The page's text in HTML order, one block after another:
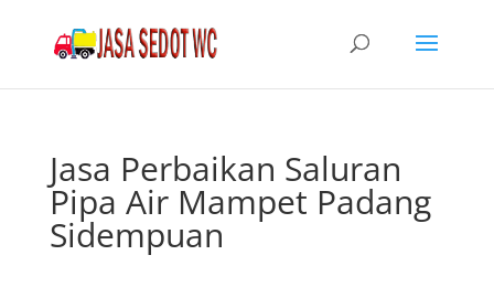
Jasa Perbaikan Saluran
Pipa Air Mampet Padang
Sidempuan